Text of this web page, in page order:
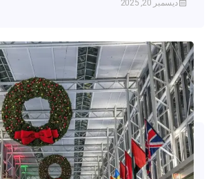
ديسمبر 20, 2025